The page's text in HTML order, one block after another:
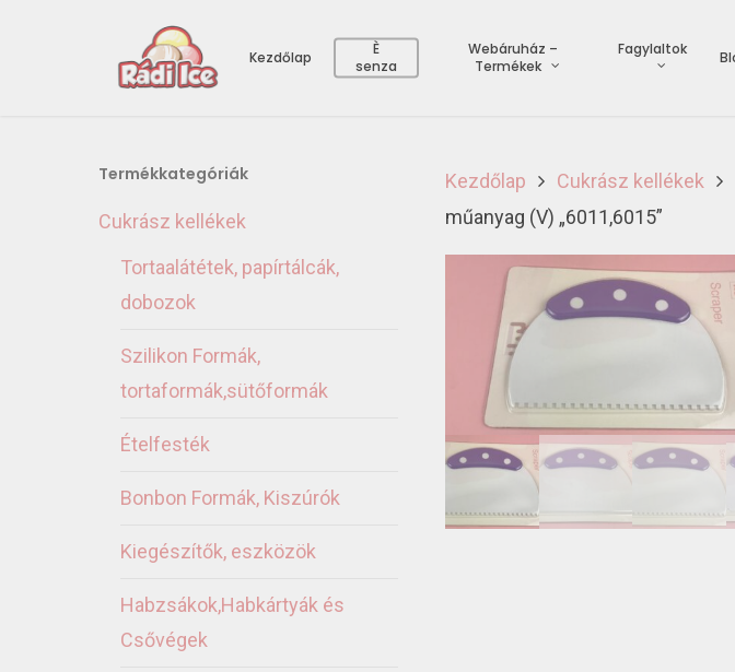
Kezdőlap
È
senza
Webáruház –
Termékek
Fagylaltok
Termékkategóriák
Cukrász kellékek
Tortaalátétek, papírtálcák,
dobozok
Szilikon Formák,
tortaformák,sütőformák
Ételfesték
Bonbon Formák, Kiszúrók
Kiegészítők, eszközök
Habzsákok,Habkártyák és
Csővégek
Kezdőlap Cukrász kellékek
műanyag (V) „6011,6015”